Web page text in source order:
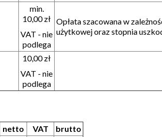
min.
10,00 zł
VAT - nie
podlega
Opłata szacowana w
użytkowej oraz stopnia
10,00 zł
VAT - nie
podlega
netto VAT
brutto